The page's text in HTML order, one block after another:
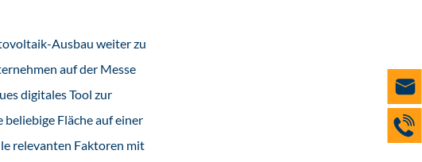
Ausbau weiter zu
auf der Messe
digitales Tool zur
Fläche auf einer
relevanten Faktoren mit